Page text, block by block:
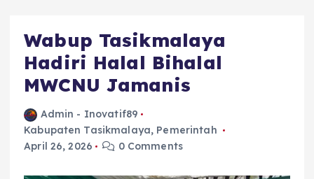
Wabup Tasikmalaya
Hadiri Halal Bihalal
MWCNU Jamanis
Admin - Inovatif89
Kabupaten Tasikmalaya, Pemerintah
April 26, 2026
0 Comments